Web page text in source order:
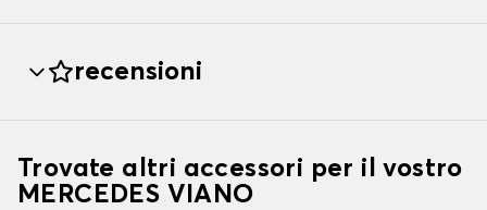
recensioni
Trovate altri accessori per il vostro
MERCEDES VIANO